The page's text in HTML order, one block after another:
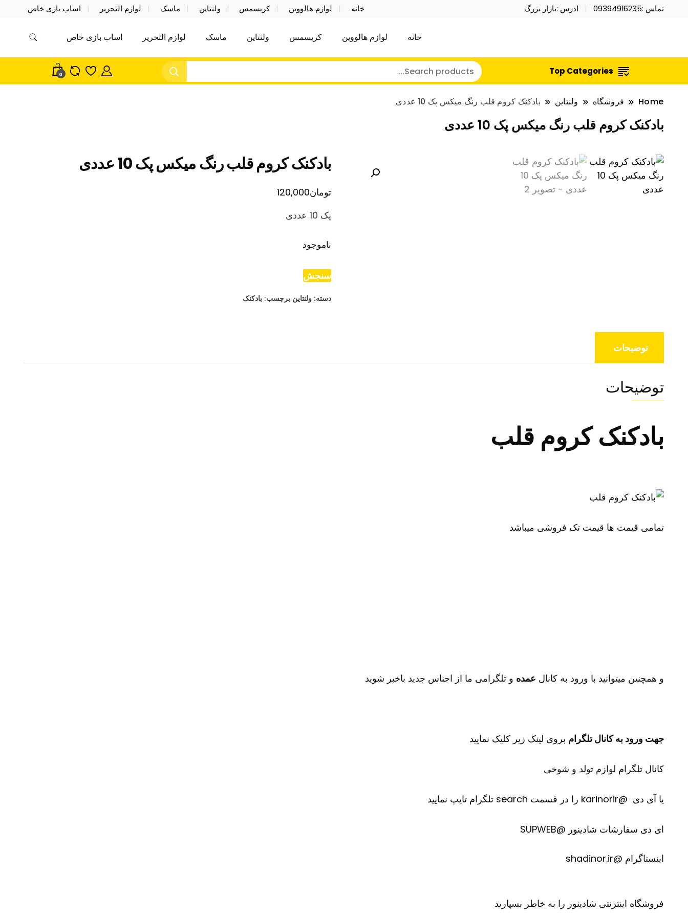
تماس :09394916235 ادرس :بازار بزرگ خانه لوازم هالووین کریسمس ولنتاین ماسک لوازم التحریر اساب بازی خاص
نایکر توی فروش عمده لوازم هالووین ولن تاین کادویی کریسمس اکسسوری ماسک
خرید محصولات خاص فیجت اسباب بازی تراول ماگ نایکر توی فروش عمده لوازم هالووین ولن تاین کادویی کریسمس اکسسوری ماسک در واردات مستقیم
خانه لوازم هالووین کریسمس ولنتاین ماسک لوازم التحریر اساب بازی خاص
Top Categories
0
Home فروشگاه ولنتاین بادکنک کروم قلب رنگ میکس پک 10 عددی
بادکنک کروم قلب رنگ میکس پک 10 عددی
بادکنک کروم قلب رنگ میکس پک 10 عددی
تومان120,000
پک 10 عددی
ناموجود
سنجش
دسته: ولنتاین برچسب: بادکنک
توضیحات
توضیحات
بادکنک کروم قلب
تمامی قیمت ها قیمت تک فروشی میباشد
و همچنین میتوانید با ورود به کانال عمده و تلگرامی ما از اجناس جدید باخبر شوید
جهت ورود به کانال تلگرام بروی لینک زیر کلیک نمایید
کانال تلگرام لوازم تولد و شوخی
یا آی دی @karinorir را در قسمت search تلگرام تایپ نمایید
ای دی سفارشات شادینور @SUPWEB
اینستاگرام @shadinor.ir
فروشگاه اینترنتی شادینور را به خاطر بسپارید